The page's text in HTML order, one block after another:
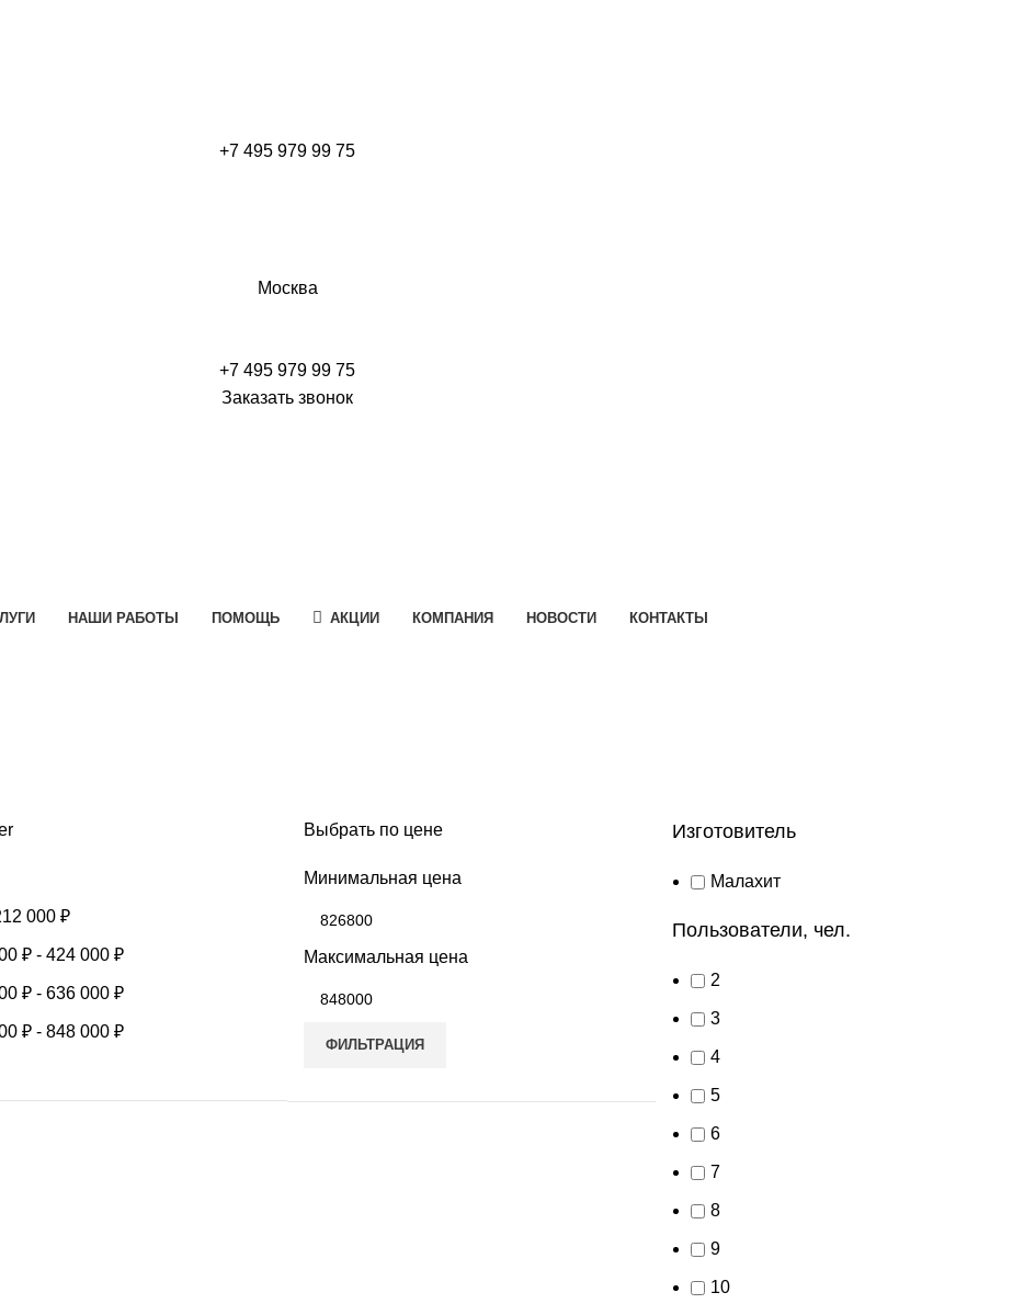
+7 495 979 99 75
Москва
+7 495 979 99 75
Заказать звонок
НАШИ РАБОТЫ ПОМОЩЬ АКЦИИ КОМПАНИЯ НОВОСТИ КОНТАКТЫ
000 ₽
₽ - 424 000 ₽
₽ - 636 000 ₽
₽ - 848 000 ₽
Выбрать по цене
Минимальная цена
Максимальная цена
ФИЛЬТРАЦИЯ
Изготовитель
Малахит
Пользователи, чел.
2
3
4
5
6
7
8
9
10